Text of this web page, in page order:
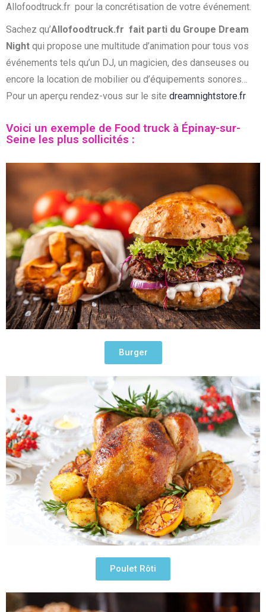
Allofoodtruck.fr pour la concrétisation de votre événement.
Sachez qu’Allofoodtruck.fr fait parti du Groupe Dream
Night qui propose une multitude d’animation pour tous vos
événements tels qu’un DJ, un magicien, des danseuses ou
encore la location de mobilier ou d’équipements sonores…
Pour un aperçu rendez-vous sur le site dreamnightstore.fr
Voici un exemple de Food truck à Épinay-sur-
Seine les plus sollicités :
Burger
Poulet Rôti